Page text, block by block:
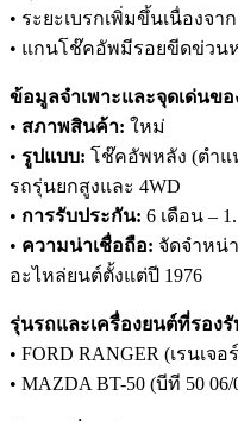
• ระยะเบรกเพิ่มขึ้นเนื่องจ
• แกนโช๊คอัพมีรอยขีดข่วน
ข้อมูลจำเพาะและจุดเด่นข
• สภาพสินค้า: ใหม่
• รูปแบบ: โช๊คอัพหลัง (ตำแ
รถรุ่นยกสูงและ 4WD
• การรับประกัน: 6 เดือน –
• ความน่าเชื่อถือ: จัดจำหน่
อะไหล่ยนต์ตั้งแต่ปี 1976
รุ่นรถและเครื่องยนต์ที่รองรั
• FORD RANGER (เรนเจ
• MAZDA BT-50 (บีที 50 06/